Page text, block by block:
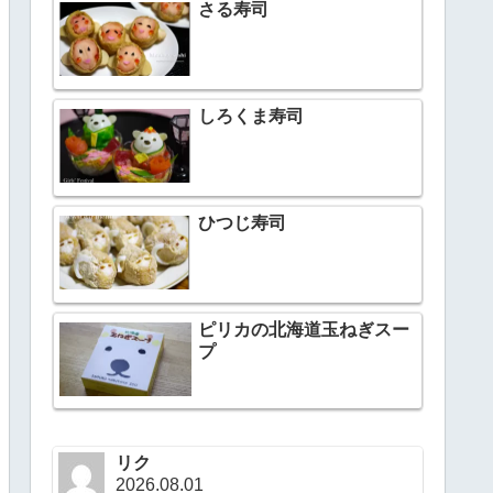
さる寿司
しろくま寿司
ひつじ寿司
ピリカの北海道玉ねぎスー
プ
リク
2026.08.01